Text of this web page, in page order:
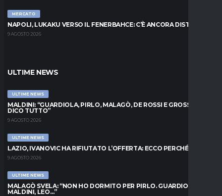
MERCATO
NAPOLI, LUKAKU VERSO IL FENERBAHCE: C’È ANCORA DISTANZA
9 AGOSTO 2026
ULTIME NEWS
ULTIME NEWS
MALDINI: “GUARDIOLA, PIRLO, MALAGÒ, DE ROSSI E GROSSO: VI
DICO TUTTO”
9 AGOSTO 2026
ULTIME NEWS
LAZIO, IVANOVIC HA RIFIUTATO L’OFFERTA: ECCO PERCHÉ
9 AGOSTO 2026
ULTIME NEWS
MALAGÒ SVELA: “NON HO DORMITO PER PIRLO. GUARDIOLA,
MALDINI, LEO…”